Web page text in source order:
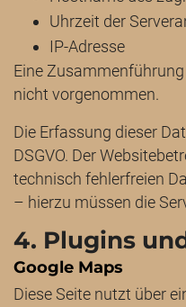
Uhrzeit der
IP-Adresse
Eine
nicht vorgenommen.
Die Erfassung dieser
DSGVO. Der
technisch fehlerfreien
– hierzu müssen die
4. Plugins
Google Maps
Diese Seite nutzt über